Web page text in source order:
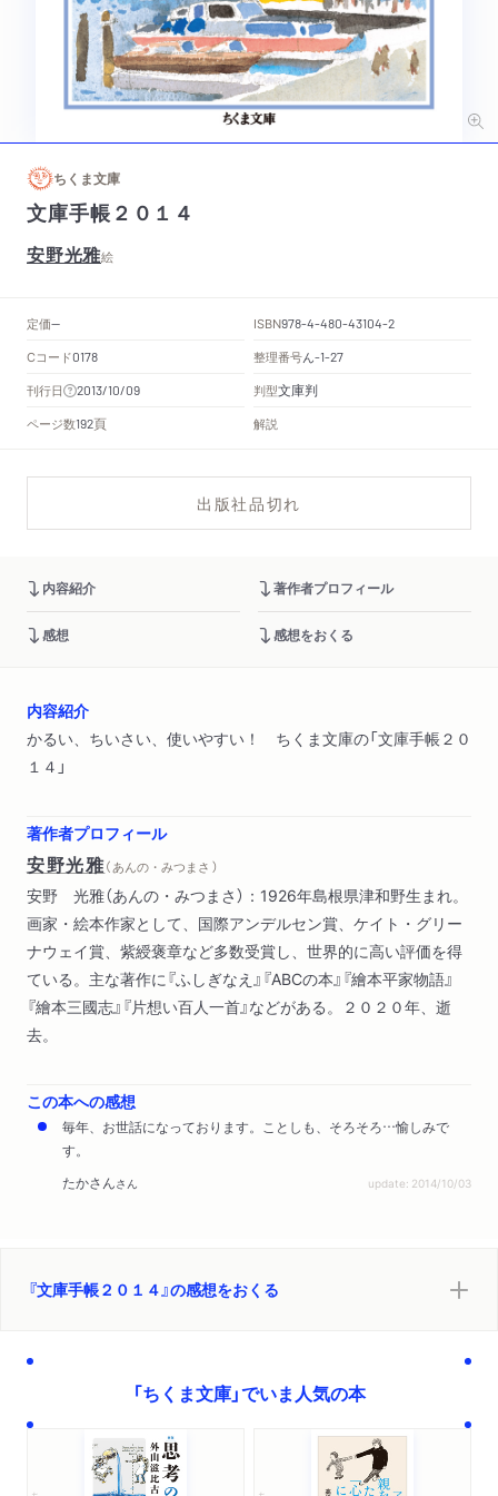
ちくま文庫
文庫手帳２０１４
安野光雅絵
定価-- ISBN978-4-480-43104-2
Cコード0178 整理番号ん-1-27
刊行日 2013/10/09 判型文庫判
ページ数192頁 解説
出版社品切れ
内容紹介 著作者プロフィール
感想 感想をおくる
内容紹介
かるい、ちいさい、使いやすい！ ちくま文庫の「文庫手帳２０
１４」
著作者プロフィール
安野光雅（ あんの・みつまさ ）
安野 光雅（あんの・みつまさ）：1926年島根県津和野生まれ。
画家・絵本作家として、国際アンデルセン賞、ケイト・グリー
ナウェイ賞、紫綬褒章など多数受賞し、世界的に高い評価を得
ている。主な著作に『ふしぎなえ』『ABCの本』『繪本平家物語』
『繪本三國志』『片想い百人一首』などがある。２０２０年、逝
去。
この本への感想
毎年、お世話になっております。ことしも、そろそろ…愉しみで
す。
たかさんさん update: 2014/10/03
『文庫手帳２０１４』の感想をおくる
「ちくま文庫」でいま人気の本